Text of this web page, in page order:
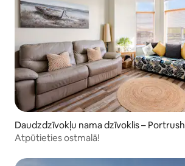
Daudzdzīvokļu nama dzīvoklis – Portrush
Atpūtieties ostmalā!